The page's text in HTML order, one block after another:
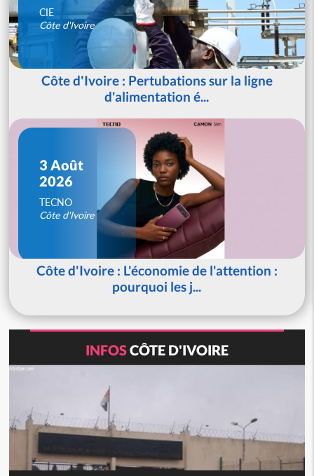
CIE
Côte d'Ivoire
Côte d'Ivoire : Pertubations sur la ligne
d'alimentation é...
3 Août
2026
TECNO
Côte d'Ivoire
Côte d'Ivoire : L'économie de l'attention :
pourquoi les j...
INFOSCÔTE D'IVOIRE